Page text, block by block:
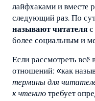
лайфхаками и вместе
следующий раз. По
называют читателя с
более социальным и
Если рассмотреть всё
отношений: «как
термины для
к чтению требует